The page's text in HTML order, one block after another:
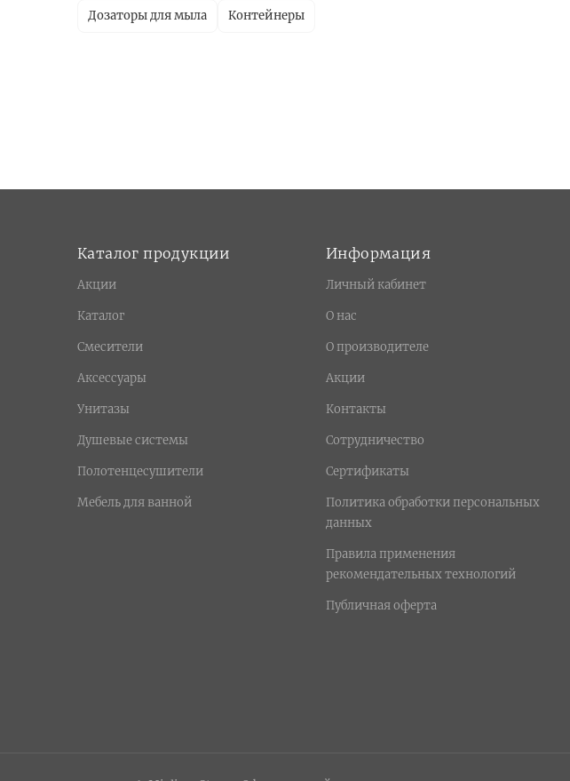
Дозаторы для мыла Контейнеры
Каталог продукции
Акции
Каталог
Смесители
Аксессуары
Унитазы
Душевые системы
Полотенцесушители
Мебель для ванной
Информация
Личный кабинет
О нас
О производителе
Акции
Контакты
Сотрудничество
Сертификаты
Политика обработки персональных
данных
Правила применения
рекомендательных технологий
Публичная оферта